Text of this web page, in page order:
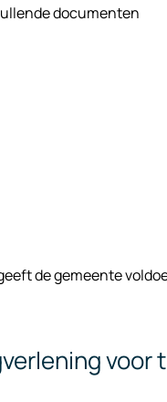
documenten
de gemeente
voor